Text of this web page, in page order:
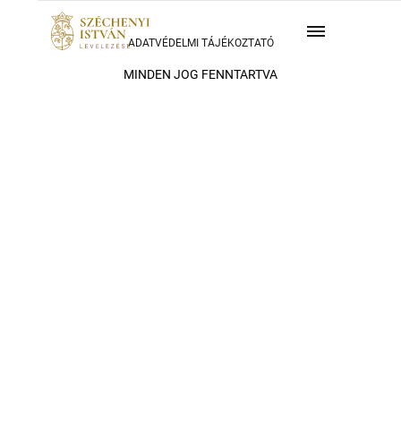
MINDEN JOG FENNTARTVA
ADATVÉDELMI TÁJÉKOZTATÓ